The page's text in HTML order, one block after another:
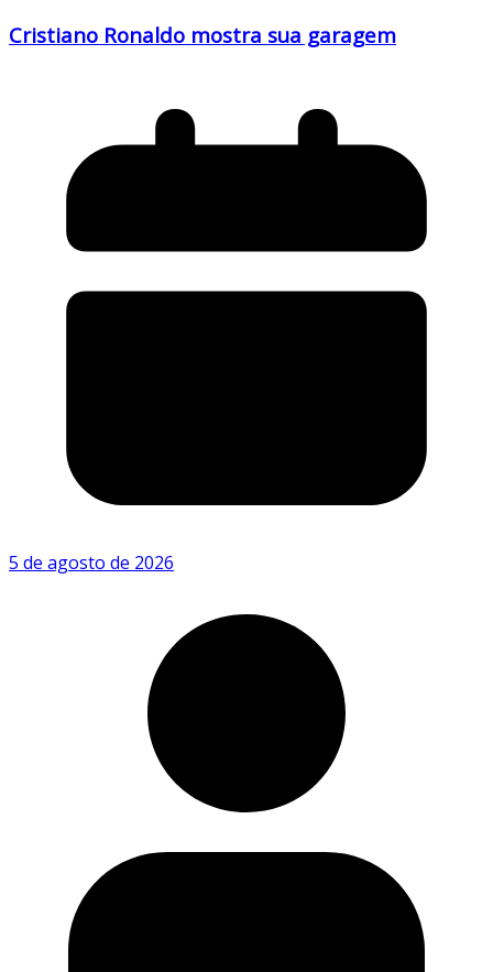
Cristiano Ronaldo mostra sua garagem
5 de agosto de 2026